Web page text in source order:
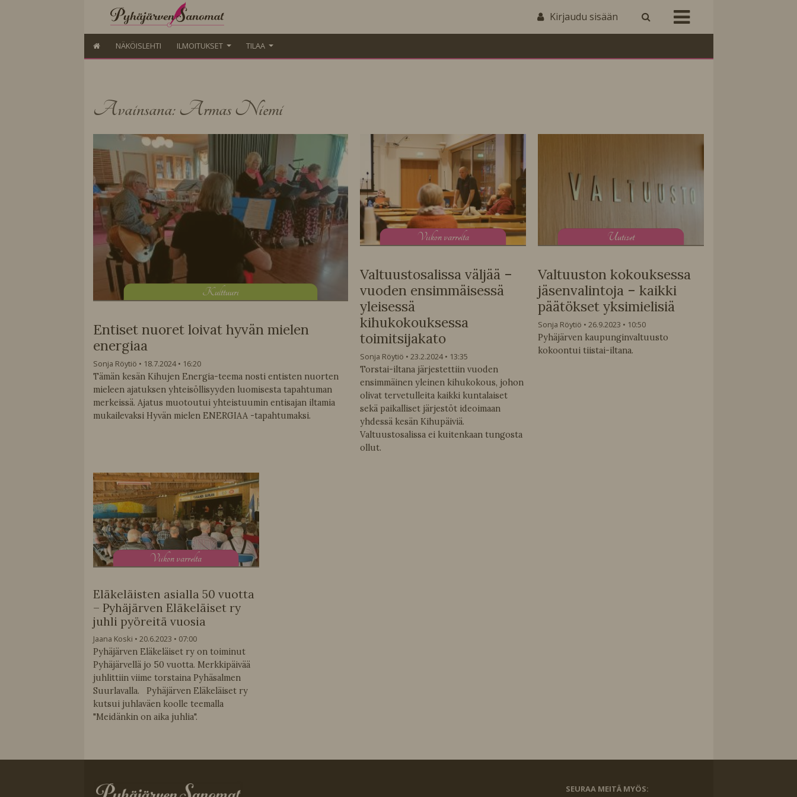
Kirjaudu sisään
NÄKÖISLEHTI ILMOITUKSET TILAA
Avainsana: Armas Niemi
Kulttuuri
Entiset nuoret loivat hyvän mielen
energiaa
Sonja Röytiö 18.7.2024
16:20
Tämän kesän Kihujen Energia-teema nosti entisten nuorten
mieleen ajatuksen yhteisöllisyyden luomisesta tapahtuman
merkeissä. Ajatus muotoutui yhteistuumin entisajan iltamia
mukailevaksi Hyvän mielen ENERGIAA -tapahtumaksi.
Viikon varrelta
Valtuustosalissa väljää –
vuoden ensimmäisessä
yleisessä
kihukokouksessa
toimitsijakato
Sonja Röytiö 23.2.2024
13:35
Torstai-iltana järjestettiin vuoden
ensimmäinen yleinen kihukokous, johon
olivat tervetulleita kaikki kuntalaiset
sekä paikalliset järjestöt ideoimaan
yhdessä kesän Kihupäiviä.
Valtuustosalissa ei kuitenkaan tungosta
ollut.
Uutiset
Valtuuston kokouksessa
jäsenvalintoja – kaikki
päätökset yksimielisiä
Sonja Röytiö 26.9.2023
10:50
Pyhäjärven kaupunginvaltuusto
kokoontui tiistai-iltana.
Viikon varrelta
Eläkeläisten asialla 50 vuotta
– Pyhäjärven Eläkeläiset ry
juhli pyöreitä vuosia
Jaana Koski 20.6.2023
07:00
Pyhäjärven Eläkeläiset ry on toiminut
Pyhäjärvellä jo 50 vuotta. Merkkipäivää
juhlittiin viime torstaina Pyhäsalmen
Suurlavalla. Pyhäjärven Eläkeläiset ry
kutsui juhlaväen koolle teemalla
"Meidänkin on aika juhlia".
SEURAA MEITÄ MYÖS: